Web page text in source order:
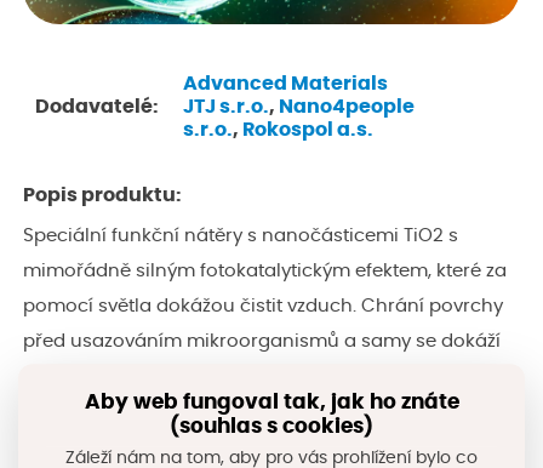
Dodavatelé:
Advanced Materials
JTJ s.r.o., Nano4people
s.r.o., Rokospol a.s.
Popis produktu:
Speciální funkční nátěry s nanočásticemi TiO2 s
mimořádně silným fotokatalytickým efektem, které za
pomocí světla dokážou čistit vzduch. Chrání povrchy
před usazováním mikroorganismů a samy se dokáží
účinně likvidují ze vzduchu organické a anorganické
polutanty, viry, bakterie a další mikroorganismy a tím
Aby web fungoval tak, jak ho znáte
(souhlas s cookies)
Záleží nám na tom, aby pro vás prohlížení bylo co